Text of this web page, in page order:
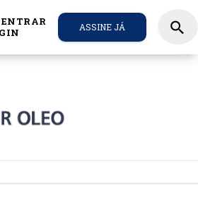
ENTRAR ASSINE JÁ search